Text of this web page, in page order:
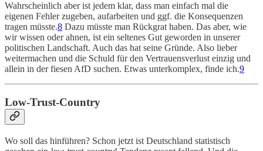
Wahrscheinlich aber ist jedem klar, dass man einfach mal die
eigenen Fehler zugeben, aufarbeiten und ggf. die Konsequenzen
tragen müsste.8 Dazu müsste man Rückgrat haben. Das aber, wie
wir wissen oder ahnen, ist ein seltenes Gut geworden in unserer
politischen Landschaft. Auch das hat seine Gründe. Also lieber
weitermachen und die Schuld für den Vertrauensverlust einzig und
allein in der fiesen AfD suchen. Etwas unterkomplex, finde ich.9
Low-Trust-Country
Wo soll das hinführen? Schon jetzt ist Deutschland statistisch